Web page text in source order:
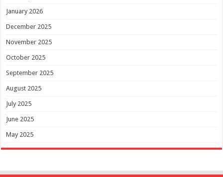
January 2026
December 2025
November 2025
October 2025
September 2025
August 2025
July 2025
June 2025
May 2025